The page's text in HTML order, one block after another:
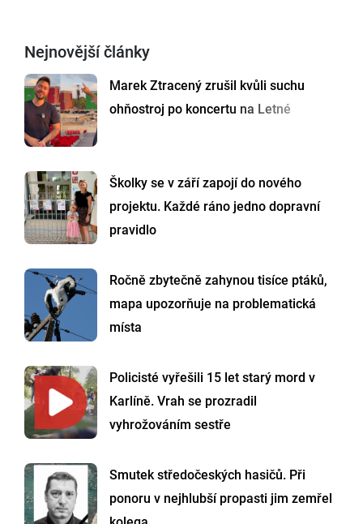
Nejnovější články
Marek Ztracený zrušil kvůli suchu
ohňostroj po koncertu na Letné
Školky se v září zapojí do nového
projektu. Každé ráno jedno dopravní
pravidlo
Ročně zbytečně zahynou tisíce ptáků,
mapa upozorňuje na problematická
místa
Policisté vyřešili 15 let starý mord v
Karlíně. Vrah se prozradil
vyhrožováním sestře
Smutek středočeských hasičů. Při
ponoru v nejhlubší propasti jim zemřel